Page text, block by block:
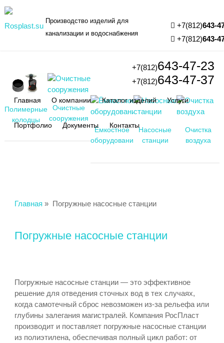
Производство изделий для
канализации и водоснабжения
+7(812)643-
+7(812)643-
+7(812)643-47-23
+7(812)643-47-37
Главная О компании Каталог изделий Услуги
Портфолио Документы Контакты
Полимерные
колодцы
Очистные
сооружения
Ёмкостное
оборудование
Насосные
станции
Очистка
воздуха
Главная » Погружные насосные станции
Погружные насосные станции
Погружные насосные станции — это эффективное
решение для отведения сточных вод в тех случаях,
когда самотечный сброс невозможен из‑за рельефа или
глубины залегания магистралей. Компания РосПласт
производит и поставляет погружные насосные станции
из полиэтилена, обеспечивая полный цикл работ: от